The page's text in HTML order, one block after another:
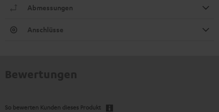
Abmessungen
Anschlüsse
So bewerten Kunden dieses Produkt